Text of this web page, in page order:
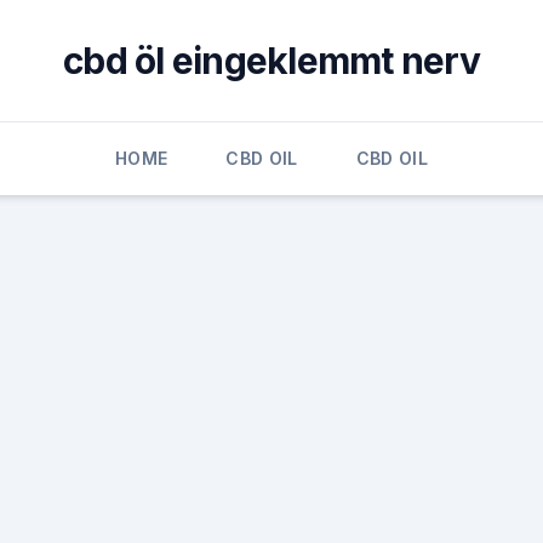
cbd öl eingeklemmt nerv
HOME CBD OIL CBD OIL